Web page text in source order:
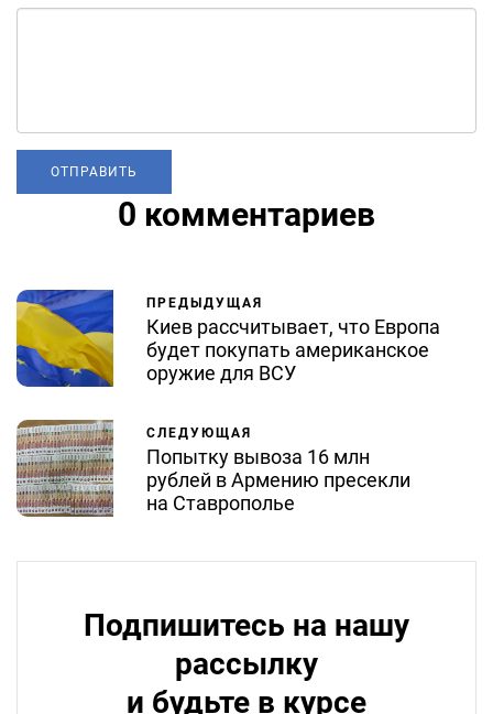
0 комментариев
ПРЕДЫДУЩАЯ
Киев рассчитывает, что Европа
будет покупать американское
оружие для ВСУ
СЛЕДУЮЩАЯ
Попытку вывоза 16 млн
рублей в Армению пресекли
на Ставрополье
Подпишитесь на нашу
рассылку
и будьте в курсе